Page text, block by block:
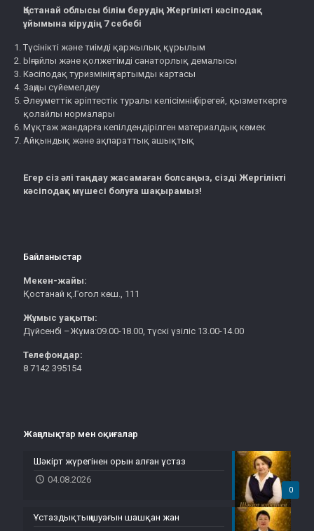
Қостанай облысы білім берудің Жергілікті кәсіподақ
ұйымына кірудің 7 себебі
Түсінікті және тиімді қаржылық құрылым
Ыңғайлы және қолжетімді санаторлық демалысы
Кәсіподақ туризмінің тартымды картасы
Заңды сүйемелдеу
Әлеуметтік әріптестік туралы келісімнің бірегей, қызметкерге
қолайлы нормалары
Мұқтаж жандарға кепілдендірілген материалдық көмек
Айқындық және ақпараттық ашықтық
Егер сіз әлі таңдау жасамаған болсаңыз, сізді Жергілікті
кәсіподақ мүшесі болуға шақырамыз!
Байланыстар
Мекен-жайы:
Қостанай қ.Гогол көш., 111
Жұмыс уақыты:
Дүйсенбі –Жұма:09.00-18.00, түскі үзіліс 13.00-14.00
Телефондар:
8 7142 395154
Жаңалықтар мен оқиғалар
0
Шәкірт жүрегінен орын алған ұстаз
04.08.2026
Ұстаздықтың шуағын шашқан жан